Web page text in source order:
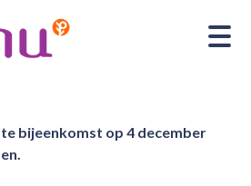
bijeenkomst op 4 december